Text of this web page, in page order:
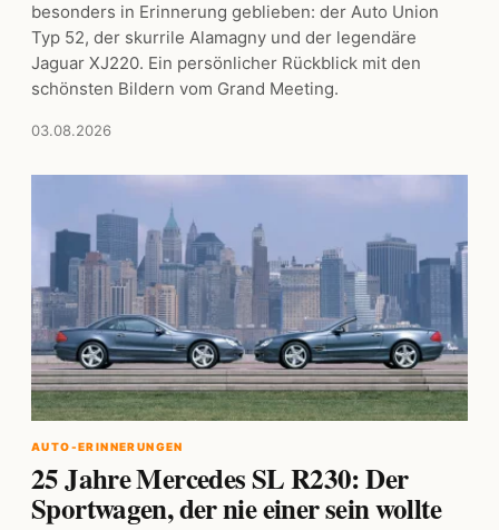
besonders in Erinnerung geblieben: der Auto Union
Typ 52, der skurrile Alamagny und der legendäre
Jaguar XJ220. Ein persönlicher Rückblick mit den
schönsten Bildern vom Grand Meeting.
03.08.2026
AUTO-ERINNERUNGEN
25 Jahre Mercedes SL R230: Der
Sportwagen, der nie einer sein wollte